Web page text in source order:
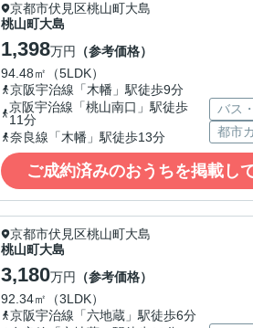
京都市伏見区桃山町大島
桃山町大島
1,398万円
（参考価格）
94.48㎡（5LDK）
京阪宇治線「木幡」駅徒歩9分
京阪宇治線「桃山南口」駅徒歩
11分
奈良線「木幡」駅徒歩13分
バス
都市
ご成約済みのおうちを掲載し
京都市伏見区桃山町大島
桃山町大島
3,180万円
（参考価格）
92.34㎡（3LDK）
京阪宇治線「六地蔵」駅徒歩6分